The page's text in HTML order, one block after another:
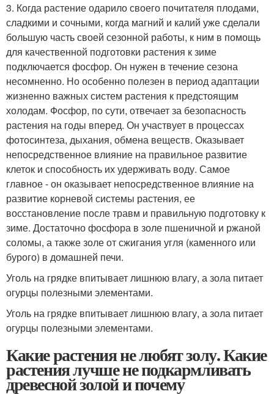
3. Когда растение одарило своего почитателя плодами,
сладкими и сочными, когда магний и калий уже сделали
большую часть своей сезонной работы, к ним в помощь
для качественной подготовки растения к зиме
подключается фосфор. Он нужен в течение сезона
несомненно. Но особенно полезен в период адаптации
жизненно важных систем растения к предстоящим
холодам. Фосфор, по сути, отвечает за безопасность
растения на годы вперед. Он участвует в процессах
фотосинтеза, дыхания, обмена веществ. Оказывает
непосредственное влияние на правильное развитие
клеток и способность их удерживать воду. Самое
главное - он оказывает непосредственное влияние на
развитие корневой системы растения, ее
восстановление после травм и правильную подготовку к
зиме. Достаточно фосфора в золе пшеничной и ржаной
соломы, а также золе от сжигания угля (каменного или
бурого) в домашней печи.
Уголь на грядке впитывает лишнюю влагу, а зола питает
огурцы полезными элементами.
Уголь на грядке впитывает лишнюю влагу, а зола питает
огурцы полезными элементами.
Какие растения не любят золу. Какие
растения лучше не подкармливать
древесной золой и почему